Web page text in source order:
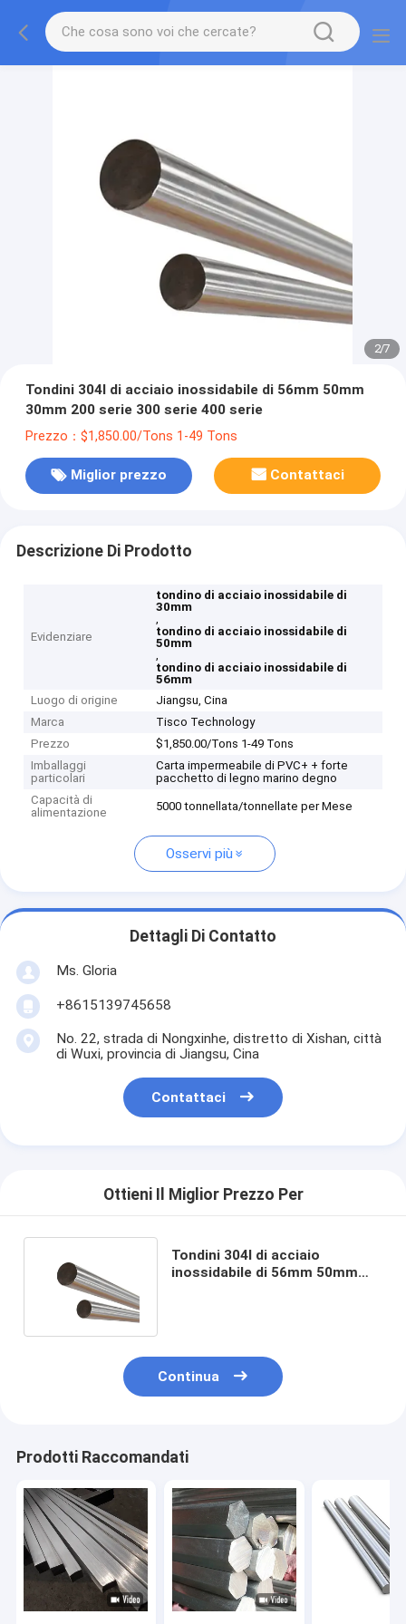
2/7
Tondini 304l di acciaio inossidabile di 56mm 50mm
30mm 200 serie 300 serie 400 serie
Prezzo：$1,850.00/Tons 1-49 Tons
Miglior prezzo Contattaci
Descrizione Di Prodotto
Evidenziare
tondino di acciaio inossidabile di
30mm
,
tondino di acciaio inossidabile di
50mm
,
tondino di acciaio inossidabile di
56mm
Luogo di origine
Jiangsu, Cina
Marca
Tisco Technology
Prezzo
$1,850.00/Tons 1-49 Tons
Imballaggi
particolari
Carta impermeabile di PVC+ + forte
pacchetto di legno marino degno
Capacità di
alimentazione
5000 tonnellata/tonnellate per Mese
Osservi più
Dettagli Di Contatto
Ms. Gloria
+8615139745658
No. 22, strada di Nongxinhe, distretto di Xishan, città
di Wuxi, provincia di Jiangsu, Cina
Contattaci
Ottieni Il Miglior Prezzo Per
Tondini 304l di acciaio
inossidabile di 56mm 50mm
Continua
Prodotti Raccomandati